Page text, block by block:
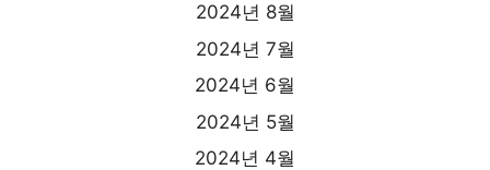
2024년 8월
2024년 7월
2024년 6월
2024년 5월
2024년 4월